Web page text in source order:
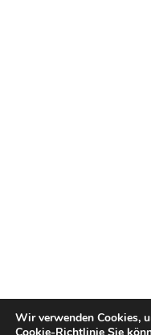
Wir verwenden Cookies,